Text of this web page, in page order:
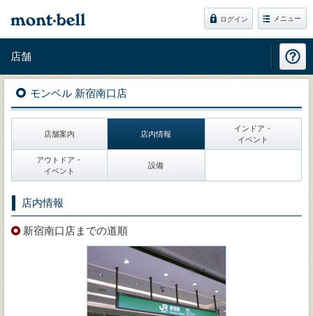
ログイン メニュー
店舗
モンベル 新宿南口店
店舗案内 店内情報
インドア・
イベント
アウトドア・
イベント
設備
店内情報
新宿南口店までの道順